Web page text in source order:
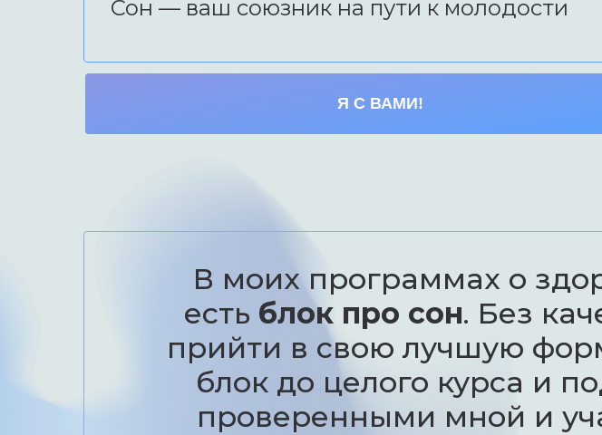
Я С ВАМИ!
Сон — ваш союзник на пути к молодости
В моих программах о
есть блок про сон. Без
прийти в свою лучшую
блок до целого курса и
проверенными мной и